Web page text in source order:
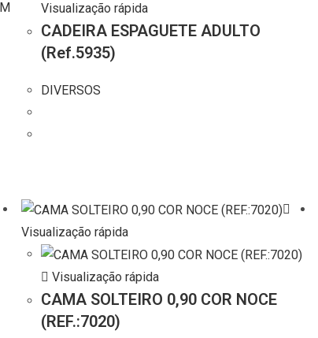
Visualização rápida
CADEIRA ESPAGUETE ADULTO
(Ref.5935)
DIVERSOS
Visualização rápida
Visualização rápida
CAMA SOLTEIRO 0,90 COR NOCE
(REF.:7020)